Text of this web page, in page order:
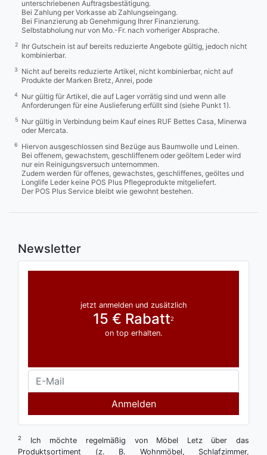
unterschriebenen Auftragsbestätigung.
Bei Zahlung per Vorkasse ab Zahlungseingang.
Bei Finanzierung ab Genehmigung Ihrer Finanzierung.
Selbstabholung nur von Mo.-Fr. nach vorheriger Absprache.
2
Ihr Gutschein ist auf bereits reduzierte Angebote gültig, jedoch nicht
kombinierbar.
3
Nicht auf bereits reduzierte Artikel, nicht kombinierbar, nicht auf
Produkte der Marken Bretz, Anrei, pode
4
Nur gültig für Artikel, die auf Lager vorrätig sind und wenn alle
Anforderungen für eine Auslieferung erfüllt sind (siehe Punkt 1).
5
Nur gültig in Verbindung beim Kauf eines RUF Bettes Casa, Minerwa
oder Mercata.
6
Hiervon ausgeschlossen sind Bezüge aus Baumwolle und Leinen.
Bei offenem, gewachstem, geschliffenem oder geöltem Leder wird
nur ein Reinigungsversuch unternommen.
Zudem werden für offenes, gewachstes, geschliffenes, geöltes und
Longlife Leder keine POS Plus Pflegeprodukte mitgeliefert.
Der POS Plus Service bleibt wie gewohnt bestehen.
Newsletter
jetzt anmelden und zusätzlich
15 € Rabatt2
on top erhalten.
Anmelden
2
Ich möchte regelmäßig von Möbel Letz über das
Produktsortiment (z. B. Wohnmöbel, Schlafzimmer,